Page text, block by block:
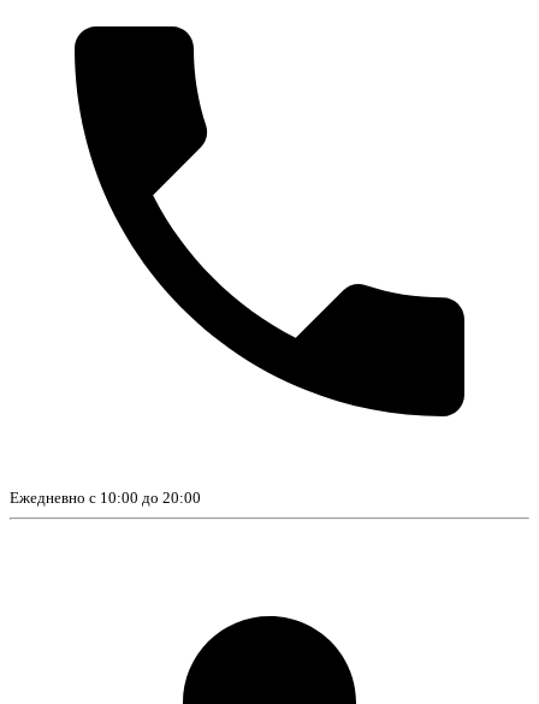
Ежедневно с 10:00 до 20:00